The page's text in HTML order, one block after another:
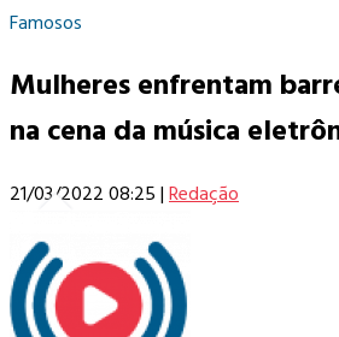
Famosos
Mulheres enfrentam
na cena da música
21/03/2022 08:25|Redação